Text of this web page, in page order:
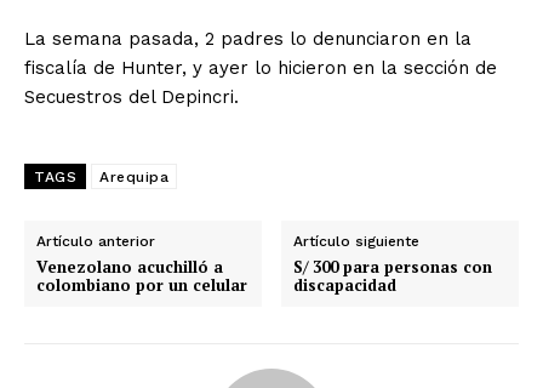
La semana pasada, 2 padres lo denunciaron en la
fiscalía de Hunter, y ayer lo hicieron en la sección de
Secuestros del Depincri.
TAGS Arequipa
Artículo anterior
Venezolano acuchilló a
colombiano por un celular
Artículo siguiente
S/ 300 para personas con
discapacidad